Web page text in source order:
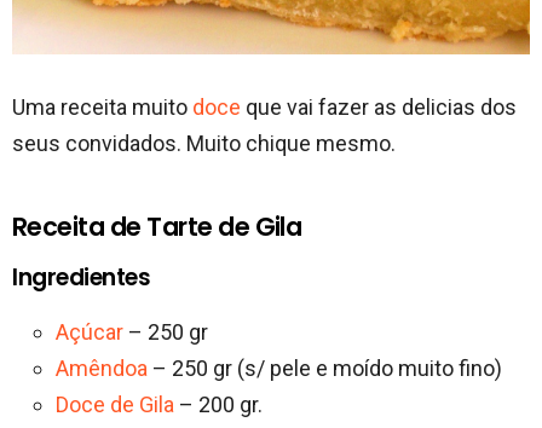
Uma receita muito doce que vai fazer as delicias dos
seus convidados. Muito chique mesmo.
Receita de Tarte de Gila
Ingredientes
Açúcar – 250 gr
Amêndoa – 250 gr (s/ pele e moído muito fino)
Doce de Gila – 200 gr.